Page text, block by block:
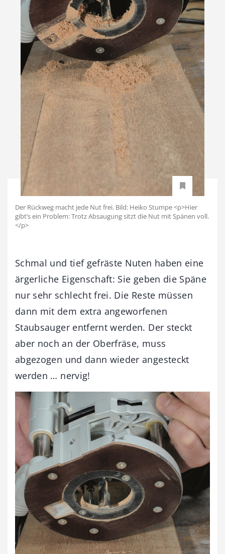
Der Rückweg macht jede Nut frei. Bild: Heiko Stumpe <p>Hier
gibt’s ein Problem: Trotz Absaugung sitzt die Nut mit Spänen voll.
</p>
Schmal und tief gefräste Nuten haben eine
ärgerliche Eigenschaft: Sie geben die Späne
nur sehr schlecht frei. Die Reste müssen
dann mit dem extra angeworfenen
Staubsauger entfernt werden. Der steckt
aber noch an der Oberfräse, muss
abgezogen und dann wieder angesteckt
werden … nervig!